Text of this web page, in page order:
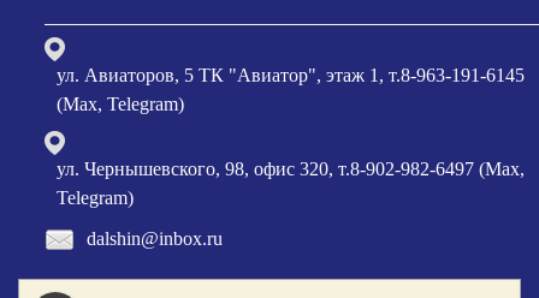
ул. Авиаторов, 5 ТК "Авиатор", этаж 1, т.8-963-191-6145
(Max, Telegram)
ул. Чернышевского, 98, офис 320, т.8-902-982-6497 (Max,
Telegram)
dalshin@inbox.ru